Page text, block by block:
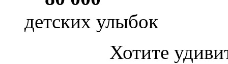
детских улыбок
Хотите